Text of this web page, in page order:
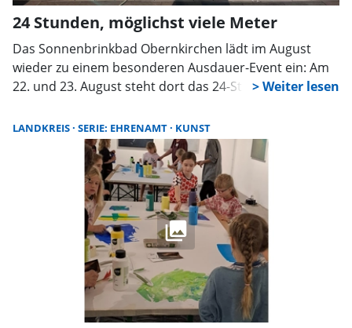
24 Stunden, möglichst viele Meter
Das Sonnenbrinkbad Obernkirchen lädt im August
wieder zu einem besonderen Ausdauer-Event ein: Am
22. und 23. August steht dort das 24-Stunden-
alle, die mindestens 100 Meter ohne fremde Hilfe
schwimmen können. Wer also Lust auf eine sportliche
Herausforderung, Teamgeist und ein bisschen
Wettkampfstimmung hat, ist herzlich eingeladen mit
dabei zu sein.
LANDKREIS SERIE: EHRENAMT KUNST